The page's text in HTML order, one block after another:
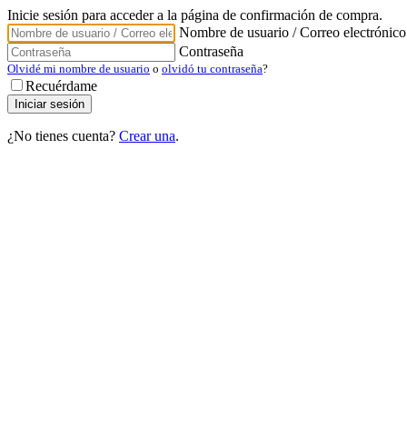
Inicie sesión para acceder a la página de confirmación de compra.
Nombre de usuario / Correo electrónico
Contraseña
Olvidé mi nombre de usuario o olvidó tu contraseña?
Recuérdame
¿No tienes cuenta? Crear una.